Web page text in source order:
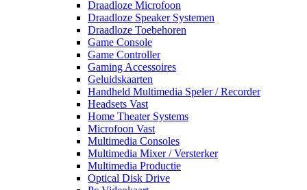
Draadloze Microfoon
Draadloze Speaker Systemen
Draadloze Toebehoren
Game Console
Game Controller
Gaming Accessoires
Geluidskaarten
Handheld Multimedia Speler / Recorder
Headsets Vast
Home Theater Systems
Microfoon Vast
Multimedia Consoles
Multimedia Mixer / Versterker
Multimedia Productie
Optical Disk Drive